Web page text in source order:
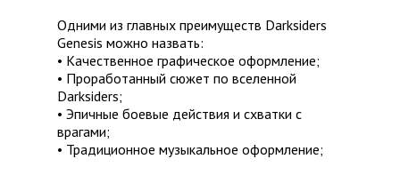
Одними из главных преимуществ Darksiders
Genesis можно назвать:
• Качественное графическое оформление;
• Проработанный сюжет по вселенной
Darksiders;
• Эпичные боевые действия и схватки с
врагами;
• Традиционное музыкальное оформление;